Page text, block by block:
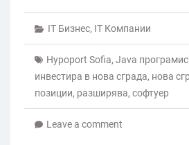
IT Бизнес, IT Компании
Hypoport Sofia, Java
инвестира в нова сграда, нова
позиции, разширява, софтуер
Leave a comment